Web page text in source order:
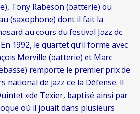
Tony Rabeson (batterie) ou
(saxophone) dont il fait la
au cours du festival Jazz de
1992, le quartet qu’il forme avec
Merville (batterie) et Marc
remporte le premier prix de
national de jazz de la Défense. Il
»de Texier, baptisé ainsi par
où il jouait dans plusieurs